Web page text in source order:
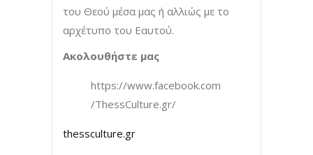
του Θεού μέσα μας ή αλλιώς με το
αρχέτυπο του Εαυτού.
Ακολουθήστε μας
https://www.facebook.com
/ThessCulture.gr/
thessculture.gr